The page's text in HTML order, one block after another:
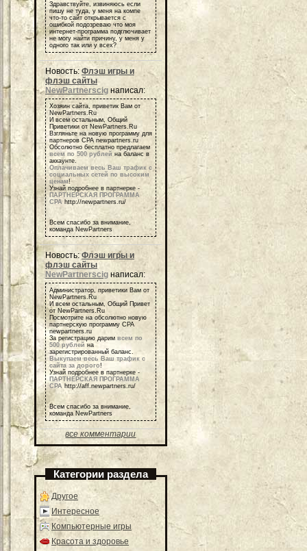
Здравствуйте, извиняюсь если
пишу не туда, у меня на компе
что-то сайт открывается с
ошибкой подозреваю что моя
интернет-программа подглючивает
не могу найти причину, у меня у
одного так или у всех?
Новость: Флэш игры и
флэш сайты
NewPartnerscig написал:
Хозяин сайта, приветик Вам от
NewPartners.Ru
И всем остальным, Общий
Приветики от NewPartners.Ru
Взгляньте на новую программу для
партнеров СРА newpartners.ru
Обсолютно бесплатно предлагаем
всем по 500 рублей на баланс в
аккаунте.
Оплачиваем весь Ваш трафик с
социальных сетей по высоким
ценам!
Узнай подробнее в партнерке -
ПАРТНЕРСКАЯ ПРОГРАММА
СРА http://newpartners.ru/
Всем спасибо за внимание,
команда NewPartners
Новость:Флэш игры и
флэш сайты
NewPartnerscig написал:
Администратор, приветики Вам от
NewPartners.Ru
И всем остальным, Общий Привет
от NewPartners.Ru
Посмотрите на обсолютно новую
партнерскую программу СРА
newpartners.ru
За регистрацию дарим всем по
500 рублей на
зарегистрированный баланс.
Выкупаем весь Ваш трафик с
сайта за дорого!
Узнай подробнее в партнерке -
ПАРТНЕРСКАЯ ПРОГРАММА
СРА http://aff.newpartners.ru/
Всем спасибо за внимание,
команда NewPartners
все комментарии
Категории раздела
Другое
Интересное
Компьютерные игры
Красота и здоровье